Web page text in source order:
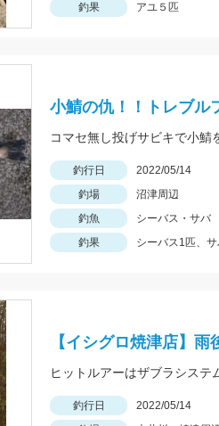
釣果
アユ５匹
小鯖の仇！！トレブル
釣行日 2022/05/14
釣場
沼津周辺
釣魚
シーバス・サバ
釣果
シーバス1匹、
【イシグロ焼津店】雨
釣行日 2022/05/14